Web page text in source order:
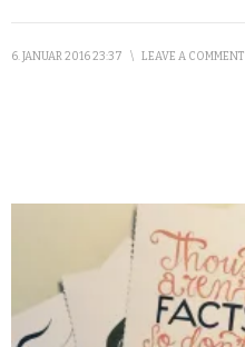
6. JANUAR 2016 23:37 \ LEAVE A COMMENT